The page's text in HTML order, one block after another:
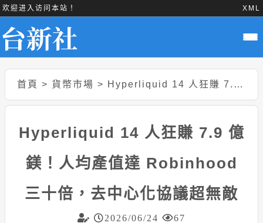
欢迎进入访问本站！ XML
首頁 > 貨幣市場 > Hyperliquid 14 人狂賺 7.9 億鎂！人均產值達 Robinhood 三十倍，去中心化協議超無敵
Hyperliquid 14 人狂賺 7.9 億
鎂！人均產值達 Robinhood
三十倍，去中心化協議超無敵
2026/06/24 67